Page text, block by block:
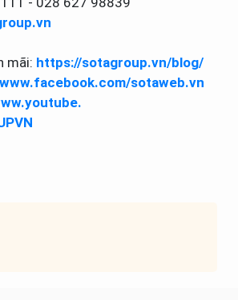
mãi: https://sotagroup.vn/blog/
facebook.com/sotaweb.vn